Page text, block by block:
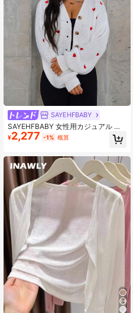
SAYEHFBABY
SAYEHFBABY 女性用カジュアル ハ
ートパターン オーバーサイズ ドロッ
プショルダー 長袖カーディガン、秋
¥2,277 -1% 概算